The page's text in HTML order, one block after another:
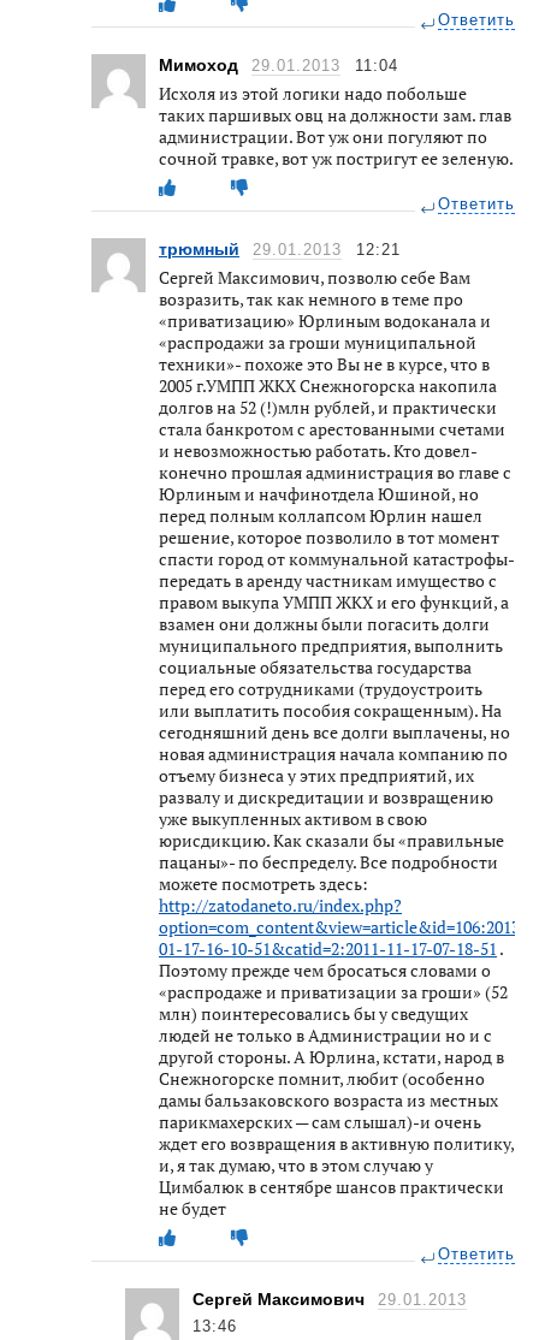
Ответить
Мимоход 29.01.2013 11:04
Исхоля из этой логики надо побольше
таких паршивых овц на должности зам. глав
администрации. Вот уж они погуляют по
сочной травке, вот уж постригут ее зеленую.
Ответить
трюмный 29.01.2013 12:21
Сергей Максимович, позволю себе Вам
возразить, так как немного в теме про
«приватизацию» Юрлиным водоканала и
«распродажи за гроши муниципальной
техники»- похоже это Вы не в курсе, что в
2005 г.УМПП ЖКХ Снежногорска накопила
долгов на 52 (!)млн рублей, и практически
стала банкротом с арестованными счетами
и невозможностью работать. Кто довел-
конечно прошлая администрация во главе с
Юрлиным и начфинотдела Юшиной, но
перед полным коллапсом Юрлин нашел
решение, которое позволило в тот момент
спасти город от коммунальной катастрофы-
передать в аренду частникам имущество с
правом выкупа УМПП ЖКХ и его функций, а
взамен они должны были погасить долги
муниципального предприятия, выполнить
социальные обязательства государства
перед его сотрудниками (трудоустроить
или выплатить пособия сокращенным). На
сегодняшний день все долги выплачены, но
новая администрация начала компанию по
отъему бизнеса у этих предприятий, их
развалу и дискредитации и возвращению
уже выкупленных активом в свою
юрисдикцию. Как сказали бы «правильные
пацаны»- по беспределу. Все подробности
можете посмотреть здесь:
http://zatodaneto.ru/index.php?
option=com_content&view=article&id=106:2013-
01-17-16-10-51&catid=2:2011-11-17-07-18-51 .
Поэтому прежде чем бросаться словами о
«распродаже и приватизации за гроши» (52
млн) поинтересовались бы у сведущих
людей не только в Администрации но и с
другой стороны. А Юрлина, кстати, народ в
Снежногорске помнит, любит (особенно
дамы бальзаковского возраста из местных
парикмахерских — сам слышал)-и очень
ждет его возвращения в активную политику,
и, я так думаю, что в этом случаю у
Цимбалюк в сентябре шансов практически
не будет
Ответить
Сергей Максимович
29.01.2013
13:46